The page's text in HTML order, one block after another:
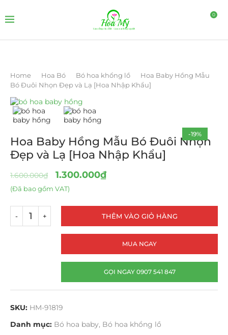
0
Home Hoa Bó Bó hoa khổng lồ
Hoa Baby Hồng Mẫu
Bó Đuôi Nhọn Đẹp và Lạ [Hoa Nhập Khẩu]
-19%
Hoa Baby Hồng Mẫu Bó Đuôi Nhọn
Đẹp và Lạ [Hoa Nhập Khẩu]
1.600.000₫ 1.300.000₫
(Đã bao gồm VAT)
THÊM VÀO GIỎ HÀNG
MUA NGAY
GỌI NGAY 0907 541 847
SKU: HM-91819
Danh mục: Bó hoa baby, Bó hoa khổng lồ